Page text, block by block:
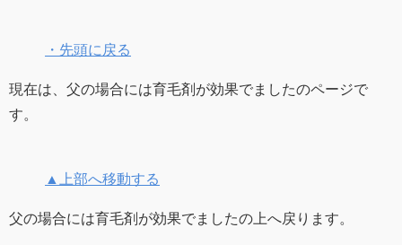
・先頭に戻る
現在は、父の場合には育毛剤が効果でましたのページで
す。
▲上部へ移動する
父の場合には育毛剤が効果でましたの上へ戻ります。